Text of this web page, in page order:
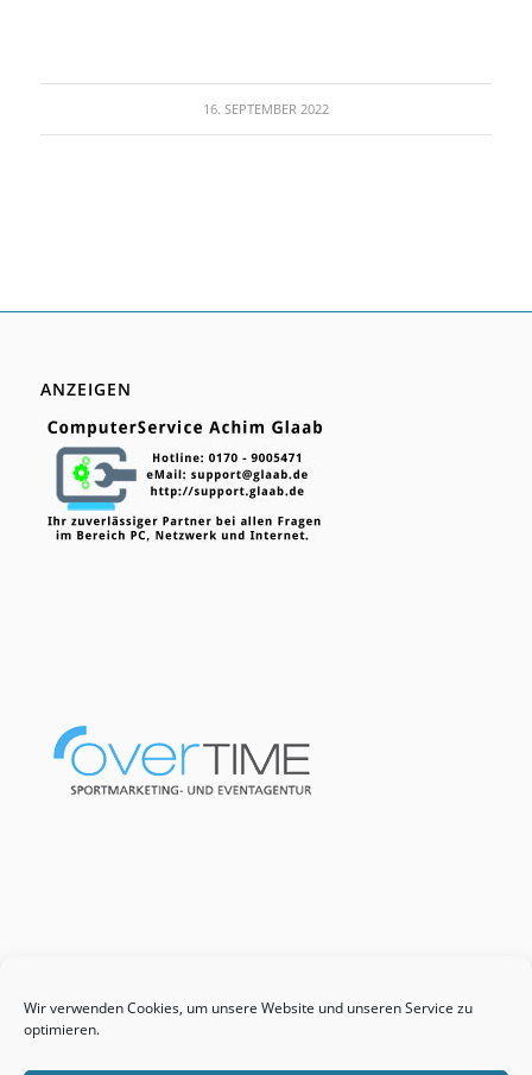
Wir verwenden Cookies, um unsere Website und unseren Service zu
optimieren.
16. SEPTEMBER 2022
ANZEIGEN